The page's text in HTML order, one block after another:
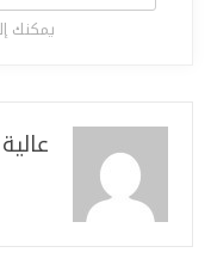
يمكنك
عالية